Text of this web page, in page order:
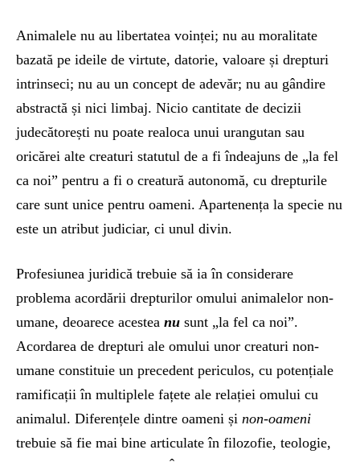
Animalele nu au libertatea voinței; nu au moralitate
bazată pe ideile de virtute, datorie, valoare și drepturi
intrinseci; nu au un concept de adevăr; nu au gândire
abstractă și nici limbaj. Nicio cantitate de decizii
judecătorești nu poate realoca unui urangutan sau
oricărei alte creaturi statutul de a fi îndeajuns de „la fel
ca noi” pentru a fi o creatură autonomă, cu drepturile
care sunt unice pentru oameni. Apartenența la specie nu
este un atribut judiciar, ci unul divin.
Profesiunea juridică trebuie să ia în considerare
problema acordării drepturilor omului animalelor non-
umane, deoarece acestea nu sunt „la fel ca noi”.
Acordarea de drepturi ale omului unor creaturi non-
umane constituie un precedent periculos, cu potențiale
ramificații în multiplele fațete ale relației omului cu
animalul. Diferențele dintre oameni și non-oameni
trebuie să fie mai bine articulate în filozofie, teologie,